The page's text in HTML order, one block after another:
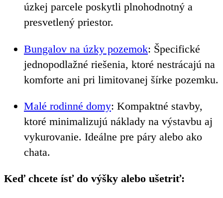
úzkej parcele poskytli plnohodnotný a
presvetlený priestor.
Bungalov na úzky pozemok: Špecifické
jednopodlažné riešenia, ktoré nestrácajú na
komforte ani pri limitovanej šírke pozemku.
Malé rodinné domy: Kompaktné stavby,
ktoré minimalizujú náklady na výstavbu aj
vykurovanie. Ideálne pre páry alebo ako
chata.
Keď chcete ísť do výšky alebo ušetriť: